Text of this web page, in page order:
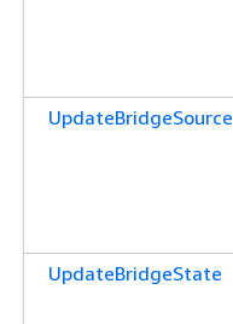
UpdateBridgeSource
UpdateBridgeState